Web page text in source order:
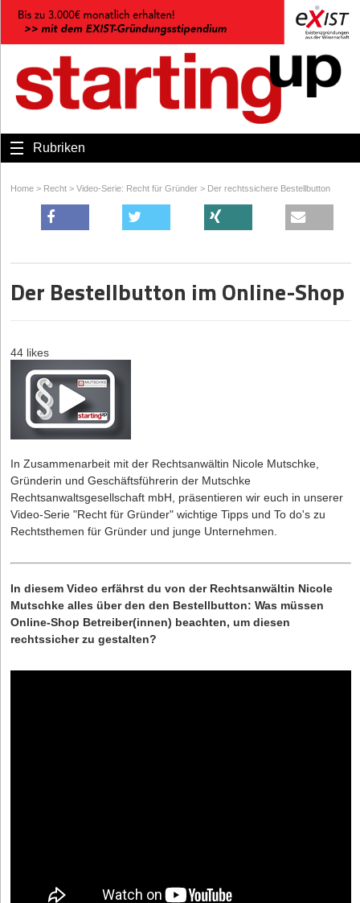
Rubriken
Home > Recht > Video-Serie: Recht für Gründer > Der rechtssichere Bestellbutton
Der Bestellbutton im Online-Shop
44 likes
In Zusammenarbeit mit der Rechtsanwältin Nicole Mutschke,
Gründerin und Geschäftsführerin der Mutschke
Rechtsanwaltsgesellschaft mbH , präsentieren wir euch in unserer
Video-Serie "Recht für Gründer" wichtige Tipps und To do's zu
Rechtsthemen für Gründer und junge Unternehmen.
In diesem Video erfährst du von der Rechtsanwältin Nicole
Mutschke alles über den den Bestellbutton: Was müssen
Online-Shop Betreiber(innen) beachten, um diesen
rechtssicher zu gestalten?